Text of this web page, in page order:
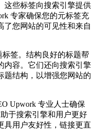
这些标签向搜索引擎提供
专家确保您的元标签充
了您网站的可见性和来自
标签。结构良好的标题帮
内容。它们还向搜索引擎
题结构，以增强您网站的
Upwork 专业人士确保
于搜索引擎和用户更好
具用户友好性，链接更直